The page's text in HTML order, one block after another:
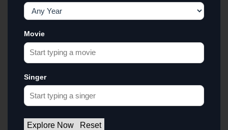
Movie
Singer
Explore Now Reset